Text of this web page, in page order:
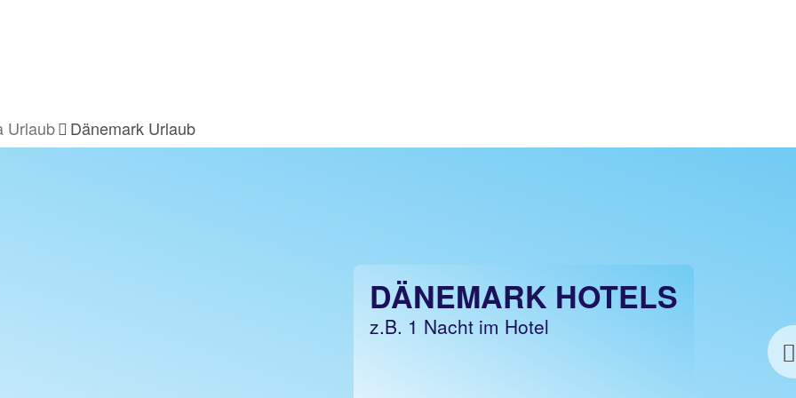
Urlaub Dänemark Urlaub
DÄNEMARK HOTELS
z.B. 1 Nacht im Hotel